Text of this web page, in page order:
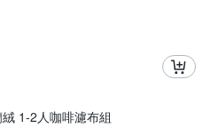
1-2人咖啡濾布組